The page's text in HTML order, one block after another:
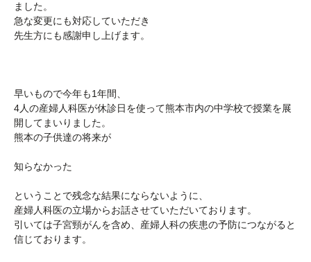
ました。
急な変更にも対応していただき
先生方にも感謝申し上げます。
早いもので今年も1年間、
4人の産婦人科医が休診日を使って熊本市内の中学校で授業を展
開してまいりました。
熊本の子供達の将来が
知らなかった
ということで残念な結果にならないように、
産婦人科医の立場からお話させていただいております。
引いては子宮頸がんを含め、産婦人科の疾患の予防につながると
信じております。